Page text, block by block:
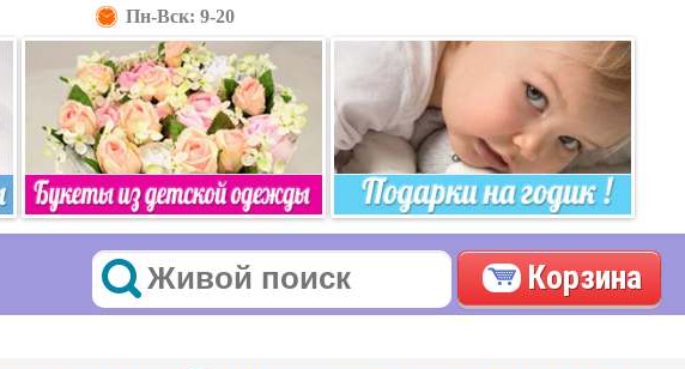
Пн-Вск: 9-20
Корзина